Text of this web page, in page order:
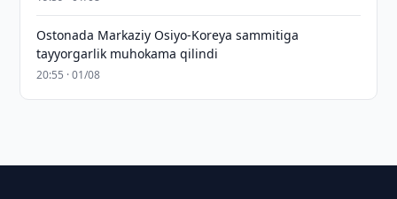
Ostonada Markaziy Osiyo-Koreya sammitiga
tayyorgarlik muhokama qilindi
20:55 · 01/08